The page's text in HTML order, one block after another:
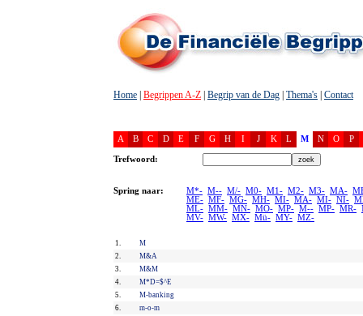
Home Begrippen A-Z Begrip van de Dag Thema's Contact
A B C D E F G H I J K L M N O P
Trefwoord:
Spring naar: M*- M-- M/- M0- M1- M2- M3- MA-
ME- MF- MG- MH- MI- MA- MI- NI-
ML- MM- MN- MO- MP- M-- MP- MR-
MV- MW- MX- Mü- MY- MZ-
1.
M
2.
M&A
3.
M&M
4.
M*D=$^E
5.
M-banking
6.
m-o-m